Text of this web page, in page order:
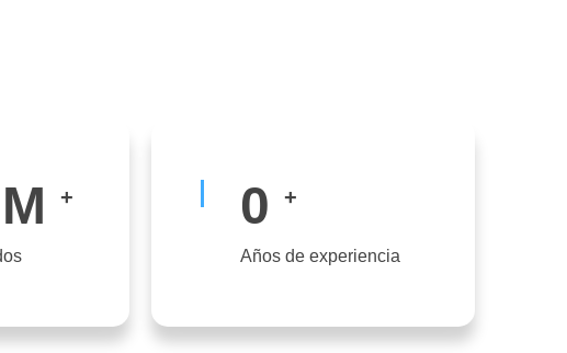
M + 0 +
Años de experiencia